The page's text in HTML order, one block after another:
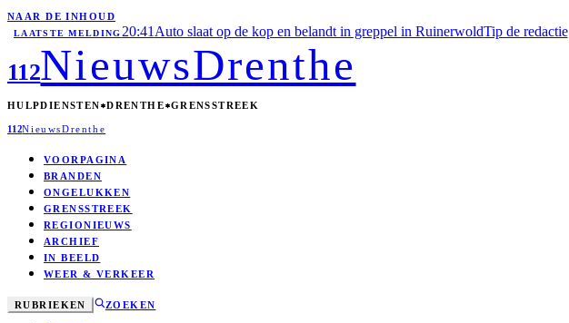
NAAR DE INHOUD
LAATSTE MELDING 20:41 Auto slaat op de kop en belandt in greppel in RuinerwoldTip de redactie
112NieuwsDrenthe
HULPDIENSTEN DRENTHE GRENSSTREEK
112NieuwsDrenthe
VOORPAGINA
BRANDEN
ONGELUKKEN
GRENSSTREEK
REGIONIEUWS
ARCHIEF
IN BEELD
WEER & VERKEER
RUBRIEKEN ZOEKEN